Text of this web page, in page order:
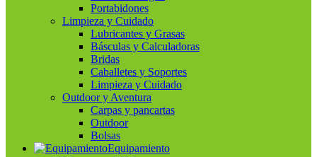
Portabidones
Limpieza y Cuidado
Lubricantes y Grasas
Básculas y Calculadoras
Bridas
Caballetes y Soportes
Limpieza y Cuidado
Outdoor y Aventura
Carpas y pancartas
Outdoor
Bolsas
Equipamiento